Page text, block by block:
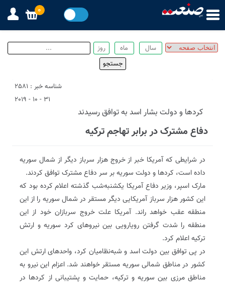
شناسه خبر : 2581
31 - 10 - 2019
كردها و دولت بشار اسد به توافق رسيدند
دفاع مشترک در برابر تهاجم ترکیه
در شرایطی که آمریکا خبر از خروج هزار سرباز دیگر از شمال سوریه
داده است، کردها و دولت سوریه بر سر دفاع مشترک توافق کردند.
مارک اسپر، وزیر دفاع آمریکا یکشنبه‌شب گذشته اعلام کرده بود که
این کشور هزار سرباز آمریکایی دیگر مستقر در شمال سوریه را از این
منطقه عقب خواهد راند. آمریکا علت خروج سربازان خود از این
منطقه را شدت گرفتن رویارویی بین نیروهای کرد سوریه و ارتش
ترکیه اعلام کرد.
در پی توافق بین دولت اسد و شبه‌نظامیان کرد، واحدهای ارتش این
کشور در مناطق شمالی سوریه مستقر خواهند شد. اعزام این نیرو به
مناطق مرزی بین سوریه و ترکیه، حمایت و پشتیبانی از کردها در
0